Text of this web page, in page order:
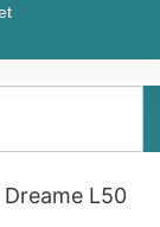
L50